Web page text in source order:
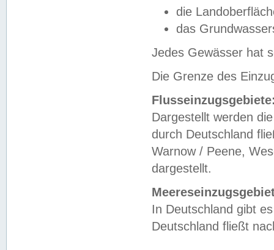
die
das
Jedes Gewässer hat
Die Grenze des
Dargestellt werden
durch Deutschland
Warnow / Peene,
dargestellt.
In Deutschland gibt
Deutschland fließt